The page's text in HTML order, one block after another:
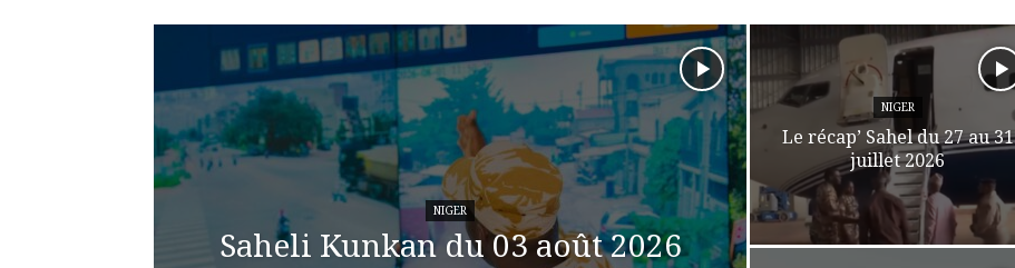
NIGER
Saheli Kunkan du 03 août 2026
NIGER
Le récap’ Sahel du 27 au 31
juillet 2026